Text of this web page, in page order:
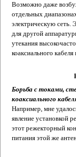
Возможно даже
отдельных
электрическую сеть.
для другой
утекания
коаксиального
Борьба с токами,
коаксиального
Например, мне
явление установкой
этот режекторный
питания этой же